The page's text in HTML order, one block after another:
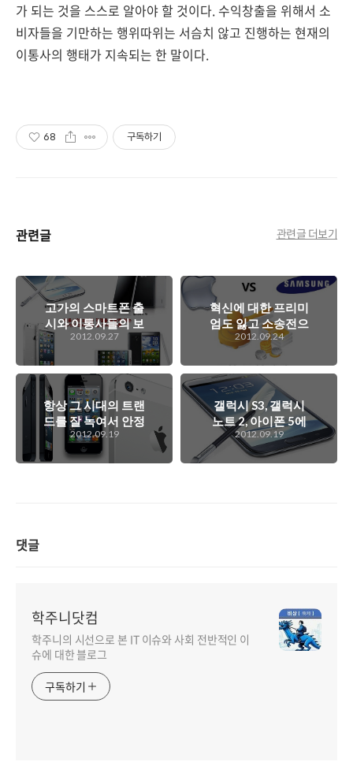
가 되는 것을 스스로 알아야 할 것이다. 수익창출을 위해서 소
비자들을 기만하는 행위따위는 서슴치 않고 진행하는 현재의
이통사의 행태가 지속되는 한 말이다.
68 구독하기
관련글 관련글 더보기
고가의 스마트폰 출
시와 이통사들의 보
조금 전쟁. 국내 통
신환경의 발전을 위
해서는 보급형 스마
트폰 출시와 함께 서
비스 개선에 투자해
야 할텐데..
2012.09.27
혁신에 대한 프리미
엄도 잃고 소송전으
로 인해 이미지 타격
도 입고.. 독점 우선
주의가 가져온 애플
의 악수(惡手)의 끝
은?
2012.09.24
항상 그 시대의 트랜
드를 잘 녹여서 안정
된 기능과 무난한 디
자인을 채택한 애플
의 아이폰 전략. 아
2012.09.19
갤럭시 S3, 갤럭시
노트 2, 아이폰 5에
대한 개인적인 생
각.. 하지만 이래나
저래나 저 단말기들
2012.09.19
댓글
학주니닷컴
학주니의 시선으로 본 IT 이슈와 사회 전반적인 이
슈에 대한 블로그
구독하기